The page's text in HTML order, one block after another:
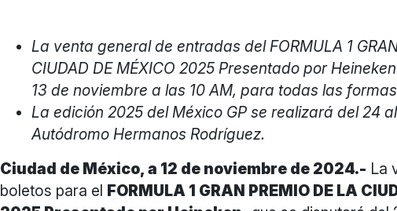
La venta general de entradas del FORMULA 1
CIUDAD DE MÉXICO 2025 Presentado por
13 de noviembre a las 10 AM, para todas las
La edición 2025 del México GP se realizará del 24
Autódromo Hermanos Rodríguez.
Ciudad de México, a 12 de noviembre de 2024.- La
boletos para el FORMULA 1 GRAN PREMIO DE LA